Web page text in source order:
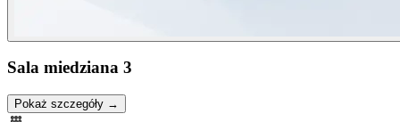
Sala miedziana 3
Pokaż szczegóły →